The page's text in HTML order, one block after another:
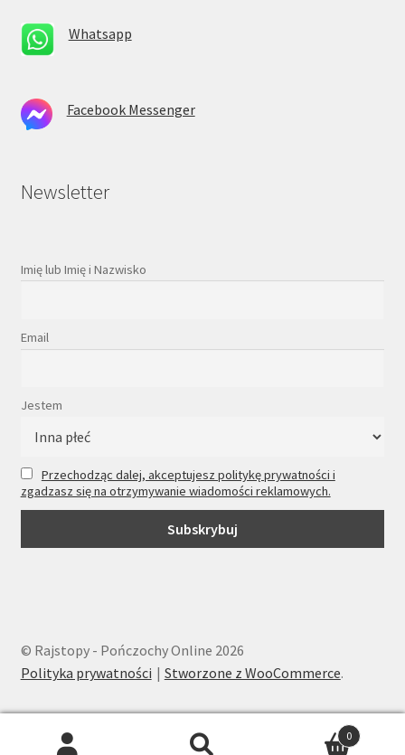
Whatsapp
Facebook Messenger
Newsletter
Imię lub Imię i Nazwisko
Email
Jestem
Przechodząc dalej, akceptujesz politykę prywatności i
zgadzasz się na otrzymywanie wiadomości reklamowych.
© Rajstopy - Pończochy Online 2026
Polityka prywatności
Stworzone z WooCommerce.
0